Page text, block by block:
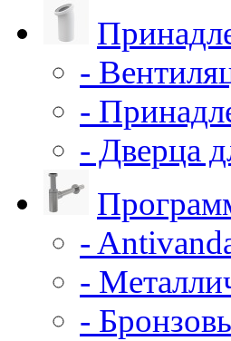
-
-
- Дверца
-
-
-